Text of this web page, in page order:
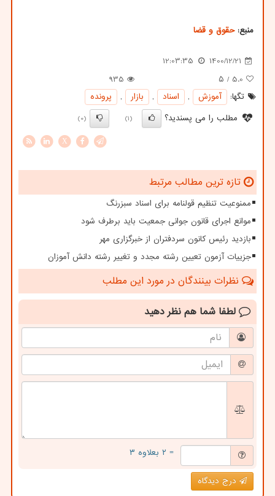
منبع:حقوق و قضا
1400/12/21
12:03:35
5.0 / ۵
935
تگها:
آموزش , اسناد , بازار ,
پرونده
مطلب را می پسندید؟
(1)
(0)
X
تازه ترین مطالب مرتبط
ممنوعیت تنظیم قولنامه برای اسناد سبزرنگ
موانع اجرای قانون جوانی جمعیت باید برطرف شود
بازدید رئیس کانون سردفتران از خبرگزاری مهر
جزییات آزمون تعیین رشته مجدد و تغییر رشته دانش آموزان
نظرات بینندگان در مورد این مطلب
لطفا شما هم نظر دهید
= ۲ بعلاوه ۳
درج دیدگاه